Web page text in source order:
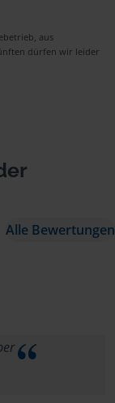
aus
dürfen wir leider
Alle Bewertungen